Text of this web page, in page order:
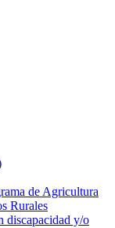
de Agricultura
Rurales
discapacidad y/o